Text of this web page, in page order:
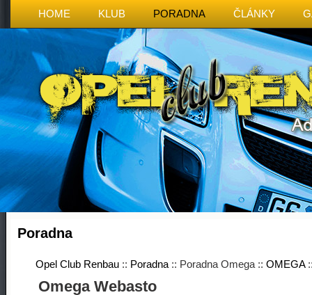
HOME KLUB PORADNA ČLÁNKY
Poradna
Opel Club Renbau :: Poradna :: Poradna Omega :: OMEGA
Omega Webasto